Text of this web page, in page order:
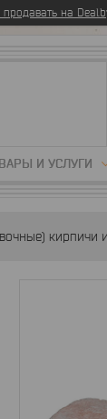
продавать на
И УСЛУГИ
кирпичи